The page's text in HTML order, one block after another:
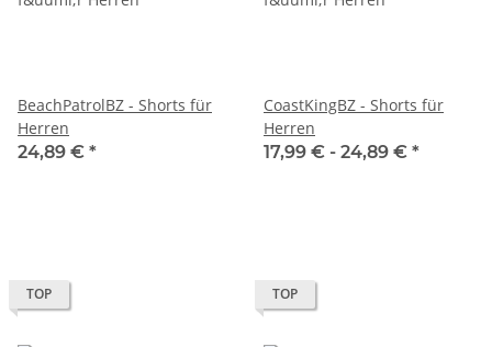
BeachPatrolBZ - Shorts für
Herren
24,89 € *
CoastKingBZ - Shorts für
Herren
17,99 € - 24,89 € *
TOP TOP